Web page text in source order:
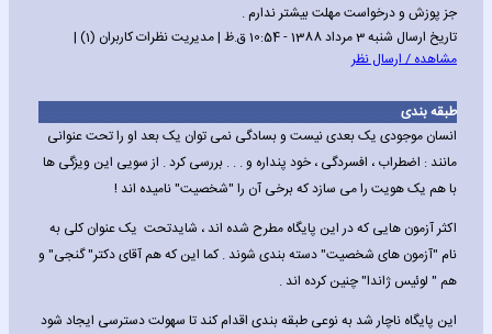
جز پوزش و درخواست مهلت بیشتر ندارم .
تاریخ ارسال شنبه 3 مرداد 1388 - 10:54 ق.ظ | مدیریت نظرات کاربران (1) |
مشاهده / ارسال نظر
طبقه بندی
انسان موجودی یک بعدی نیست و بسادگی نمی توان یک بعد او را تحت عنوانی
مانند : اضطراب ، افسردگی ، خود پنداره و . . . بررسی کرد . از سویی این ویزگی ها
با هم یک هویت را می سازد که برخی آن را "شخصیت" نامیده اند !
اکثر آزمون هایی که در این پایگاه مطرح شده اند ، شایدتحت یک عنوان کلی به
نام "آزمون های شخصیت" دسته بندی شوند . کما این که هم آقای دکتر" گنجی" و
هم " لوئیس ژاندا" چنین کرده اند .
این پایگاه ناچار شد به نوعی طبقه بندی اقدام کند تا سهولت دسترسی ایجاد شود